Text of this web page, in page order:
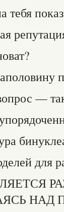
тебя
—
для
НАД